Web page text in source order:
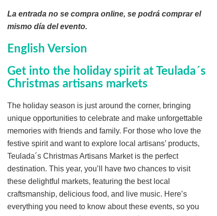
La entrada no se compra online, se podrá comprar el
mismo día del evento.
English Version
Get into the holiday spirit at Teulada´s
Christmas artisans markets
The holiday season is just around the corner, bringing
unique opportunities to celebrate and make unforgettable
memories with friends and family. For those who love the
festive spirit and want to explore local artisans’ products,
Teulada´s Christmas Artisans Market is the perfect
destination. This year, you’ll have two chances to visit
these delightful markets, featuring the best local
craftsmanship, delicious food, and live music. Here’s
everything you need to know about these events, so you